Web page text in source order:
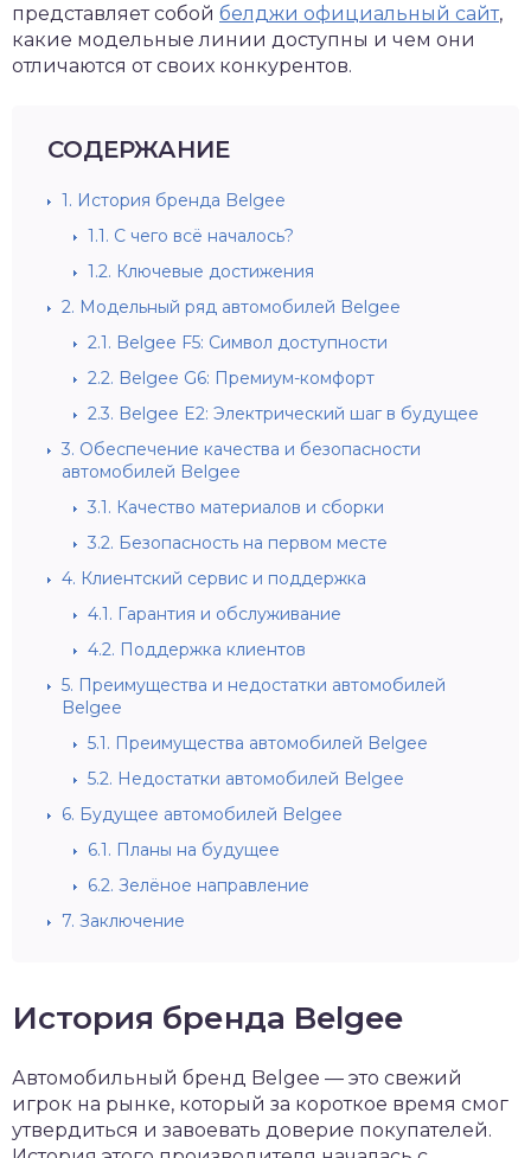
представляет собой белджи официальный сайт,
какие модельные линии доступны и чем они
отличаются от своих конкурентов.
СОДЕРЖАНИЕ
1. История бренда Belgee
1.1. С чего всё началось?
1.2. Ключевые достижения
2. Модельный ряд автомобилей Belgee
2.1. Belgee F5: Символ доступности
2.2. Belgee G6: Премиум-комфорт
2.3. Belgee E2: Электрический шаг в будущее
3. Обеспечение качества и безопасности
автомобилей Belgee
3.1. Качество материалов и сборки
3.2. Безопасность на первом месте
4. Клиентский сервис и поддержка
4.1. Гарантия и обслуживание
4.2. Поддержка клиентов
5. Преимущества и недостатки автомобилей
Belgee
5.1. Преимущества автомобилей Belgee
5.2. Недостатки автомобилей Belgee
6. Будущее автомобилей Belgee
6.1. Планы на будущее
6.2. Зелёное направление
7. Заключение
История бренда Belgee
Автомобильный бренд Belgee — это свежий
игрок на рынке, который за короткое время смог
утвердиться и завоевать доверие покупателей.